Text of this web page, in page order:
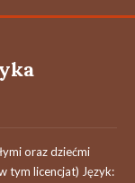
oraz dziećmi
tym licencjat) Język: